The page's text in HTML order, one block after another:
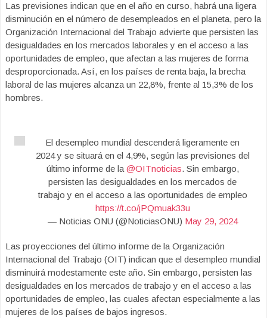
Las previsiones indican que en el año en curso, habrá una ligera
disminución en el número de desempleados en el planeta, pero la
Organización Internacional del Trabajo advierte que persisten las
desigualdades en los mercados laborales y en el acceso a las
oportunidades de empleo, que afectan a las mujeres de forma
desproporcionada. Así, en los países de renta baja, la brecha
laboral de las mujeres alcanza un 22,8%, frente al 15,3% de los
hombres.
El desempleo mundial descenderá ligeramente en
2024 y se situará en el 4,9%, según las previsiones del
último informe de la @OITnoticias. Sin embargo,
persisten las desigualdades en los mercados de
trabajo y en el acceso a las oportunidades de empleo
https://t.co/jPQmuak33u
— Noticias ONU (@NoticiasONU) May 29, 2024
Las proyecciones del último informe de la Organización
Internacional del Trabajo (OIT) indican que el desempleo mundial
disminuirá modestamente este año. Sin embargo, persisten las
desigualdades en los mercados de trabajo y en el acceso a las
oportunidades de empleo, las cuales afectan especialmente a las
mujeres de los países de bajos ingresos.